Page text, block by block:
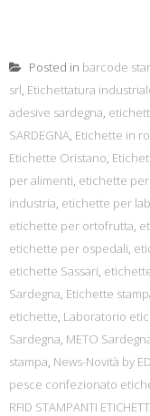
Posted in barcode
srl, Etichettatura
adesive sardegna,
SARDEGNA, Etichette in
Etichette Oristano,
per alimenti, etichette
industria, etichette per
etichette per ortofrutta,
etichette per ospedali,
etichette Sassari,
Sardegna, Etichette
etichette, Laboratorio
Sardegna, METO
stampa, News-Novità by
pesce confezionato
RFID STAMPANTI